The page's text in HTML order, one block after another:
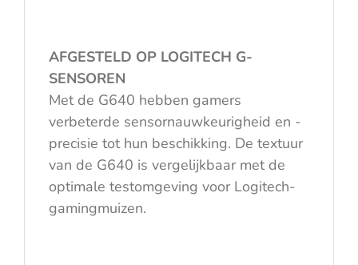
AFGESTELD OP LOGITECH G-
SENSOREN
Met de G640 hebben gamers
verbeterde sensornauwkeurigheid en -
precisie tot hun beschikking. De textuur
van de G640 is vergelijkbaar met de
optimale testomgeving voor Logitech-
gamingmuizen.